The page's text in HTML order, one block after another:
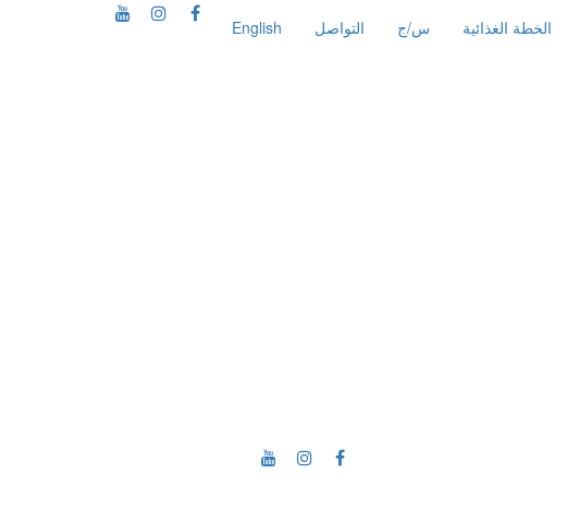
الخطة الغذائية س/ج التواصل English